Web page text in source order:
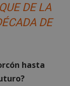
DE LA
DE
hasta
Sesión